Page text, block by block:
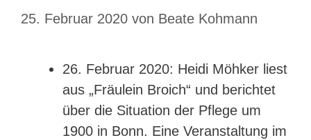
25. Februar 2020 von Beate Kohmann
26. Februar 2020: Heidi Möhker liest
aus „Fräulein Broich“ und berichtet
über die Situation der Pflege um
1900 in Bonn. Eine Veranstaltung im